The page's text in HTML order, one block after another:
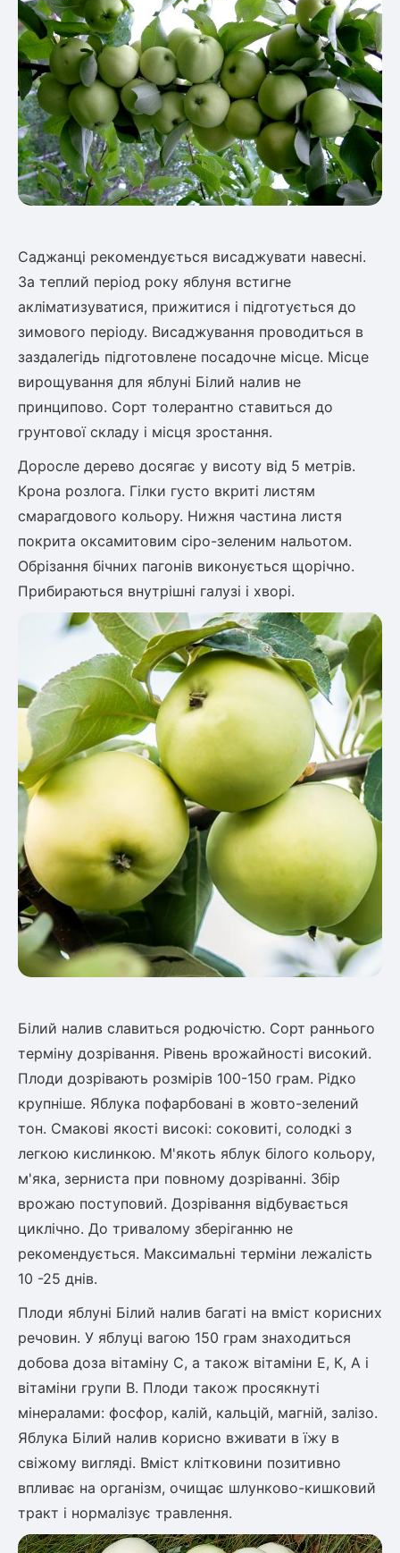
Саджанці рекомендується висаджувати навесні.
За теплий період року яблуня встигне
акліматизуватися, прижитися і підготується до
зимового періоду. Висаджування проводиться в
заздалегідь підготовлене посадочне місце. Місце
вирощування для яблуні Білий налив не
принципово. Сорт толерантно ставиться до
грунтової складу і місця зростання.
Доросле дерево досягає у висоту від 5 метрів.
Крона розлога. Гілки густо вкриті листям
смарагдового кольору. Нижня частина листя
покрита оксамитовим сіро-зеленим нальотом.
Обрізання бічних пагонів виконується щорічно.
Прибираються внутрішні галузі і хворі.
Білий налив славиться родючістю. Сорт раннього
терміну дозрівання. Рівень врожайності високий.
Плоди дозрівають розмірів 100-150 грам. Рідко
крупніше. Яблука пофарбовані в жовто-зелений
тон. Смакові якості високі: соковиті, солодкі з
легкою кислинкою. М'якоть яблук білого кольору,
м'яка, зерниста при повному дозріванні. Збір
врожаю поступовий. Дозрівання відбувається
циклічно. До тривалому зберіганню не
рекомендується. Максимальні терміни лежалість
10 -25 днів.
Плоди яблуні Білий налив багаті на вміст корисних
речовин. У яблуці вагою 150 грам знаходиться
добова доза вітаміну С, а також вітаміни Е, К, А і
вітаміни групи В. Плоди також просякнуті
мінералами: фосфор, калій, кальцій, магній, залізо.
Яблука Білий налив корисно вживати в їжу в
свіжому вигляді. Вміст клітковини позитивно
впливає на організм, очищає шлунково-кишковий
тракт і нормалізує травлення.